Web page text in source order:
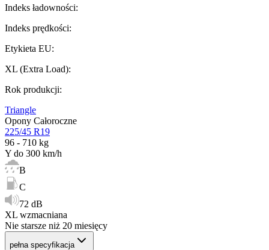
Indeks ładowności:
Indeks prędkości:
Etykieta EU:
XL (Extra Load):
Rok produkcji:
Triangle
Opony Całoroczne
225/45 R19
96 - 710 kg
Y do 300 km/h
B
C
72 dB
XL wzmacniana
Nie starsze niż 20 miesięcy
pełna specyfikacja